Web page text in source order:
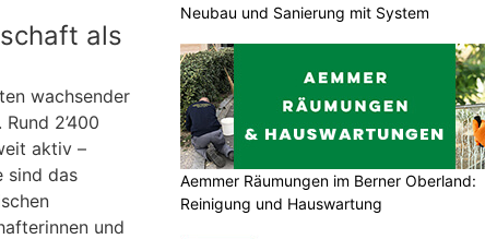
als
wachsender
2’400
aktiv –
sind das
und
Neubau und Sanierung mit System
Aemmer Räumungen im Berner Oberland:
Reinigung und Hauswartung